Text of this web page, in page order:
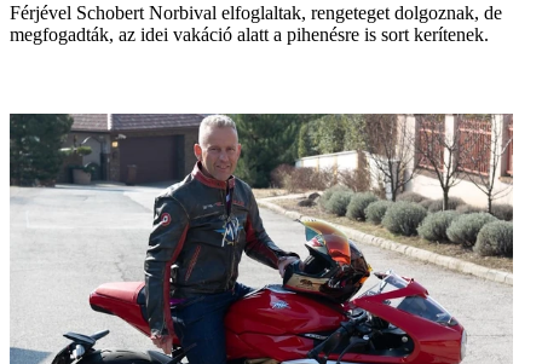
Férjével Schobert Norbival elfoglaltak, rengeteget dolgoznak, de
megfogadták, az idei vakáció alatt a pihenésre is sort kerítenek.